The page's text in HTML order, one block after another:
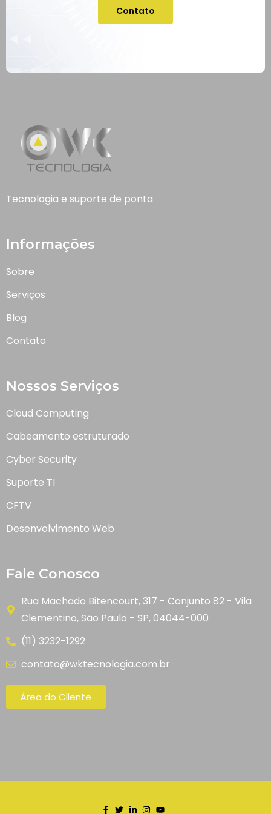
Contato
Tecnologia e suporte de ponta
Informações
Sobre
Serviços
Blog
Contato
Nossos Serviços
Cloud Computing
Cabeamento estruturado
Cyber Security
Suporte TI
CFTV
Desenvolvimento Web
Fale Conosco
Rua Machado Bitencourt, 317 - Conjunto 82 - Vila
Clementino, São Paulo - SP, 04044-000
(11) 3232-1292
contato@wktecnologia.com.br
Área do Cliente